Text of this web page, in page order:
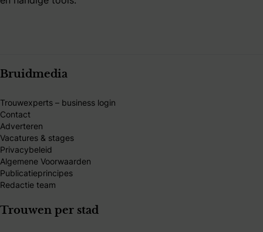
Bruidmedia
Trouwexperts – business login
Contact
Adverteren
Vacatures & stages
Privacybeleid
Algemene Voorwaarden
Publicatieprincipes
Redactie team
Trouwen per stad